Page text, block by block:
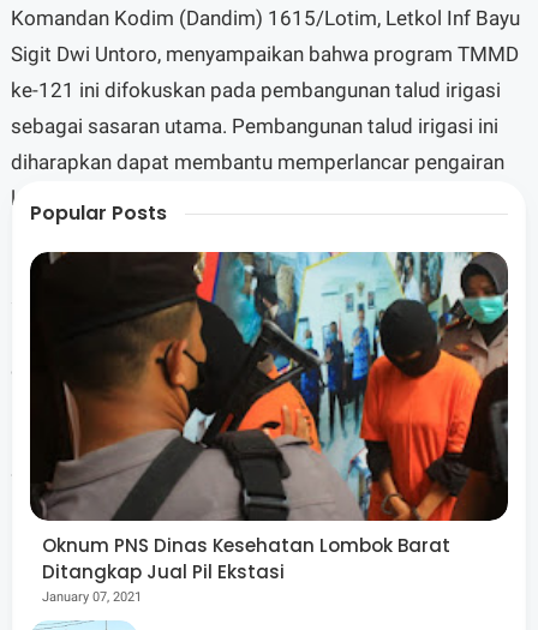
Komandan Kodim (Dandim) 1615/Lotim, Letkol Inf Bayu
Sigit Dwi Untoro, menyampaikan bahwa program TMMD
ke-121 ini difokuskan pada pembangunan talud irigasi
sebagai sasaran utama. Pembangunan talud irigasi ini
diharapkan dapat membantu memperlancar pengairan
lahan sawah yang berada di kedua desa tersebut.
"Dengan adanya talud irigasi yang kita bangun, pengairan
sawah di Desa Kesik dan Desa Loyok dapat berjalan
lebih lancar dan teratur. Ini tentunya akan memberikan
dampak positif bagi hasil pertanian masyarakat," ujar
Letkol Inf Bayu Sigit Dwi Untoro. Jumat(16/08/2024)
Selain pembangunan talud irigasi, program TMMD ke-
121 ini juga melibatkan masyarakat dalam berbagai
kegiatan sosial lainnya, yang diharapkan dapat semakin
mempererat hubungan antara TNI dan rakyat.
Popular Posts
Oknum PNS Dinas Kesehatan Lombok Barat
Ditangkap Jual Pil Ekstasi
January 07, 2021